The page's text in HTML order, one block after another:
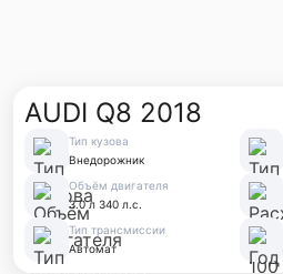
AUDI Q8 2018
Тип кузова
Внедорожник
Объём двигателя
3.0 л 340 л.с.
Тип трансмиссии
Автомат